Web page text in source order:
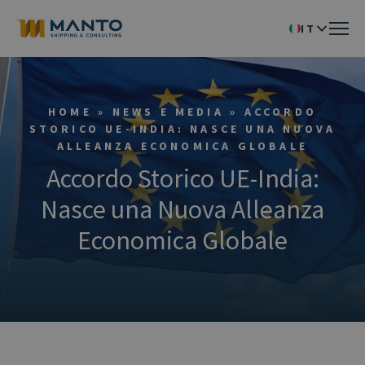
IT
HOME » NEWS E MEDIA » ACCORDO
STORICO UE-INDIA: NASCE UNA NUOVA
ALLEANZA ECONOMICA GLOBALE
Accordo Storico UE-India:
Nasce una Nuova Alleanza
Economica Globale